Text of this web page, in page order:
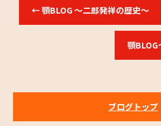
←顎BLOG ～二郎発祥の歴史～
顎BLOG
ブログトップ